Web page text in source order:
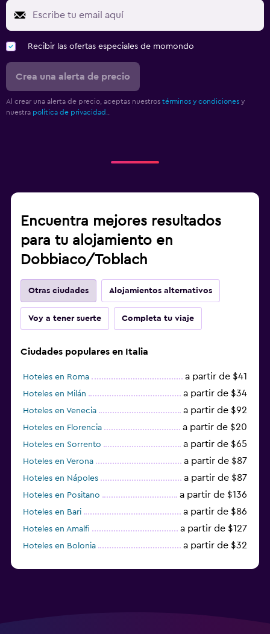
Recibir las ofertas especiales de momondo
Crea una alerta de precio
Al crear una alerta de precio, aceptas nuestros términos y condiciones y
nuestra política de privacidad.
Encuentra mejores resultados
para tu alojamiento en
Dobbiaco/Toblach
Otras ciudades Alojamientos alternativos
Voy a tener suerte Completa tu viaje
Ciudades populares en Italia
Hoteles en Roma a partir de $41
Hoteles en Milán a partir de $34
Hoteles en Venecia a partir de $92
Hoteles en Florencia a partir de $20
Hoteles en Sorrento a partir de $65
Hoteles en Verona a partir de $87
Hoteles en Nápoles a partir de $87
Hoteles en Positano a partir de $136
Hoteles en Bari a partir de $86
Hoteles en Amalfi a partir de $127
Hoteles en Bolonia a partir de $32